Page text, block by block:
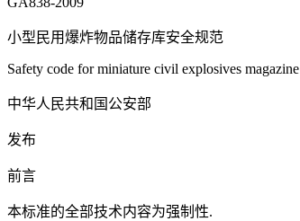
小型民用爆炸物品储存库安全规范
Safety code for miniature civil explosives magazine
中华人民共和国公安部
发布
前言
本标准的全部技术内容为强制性.